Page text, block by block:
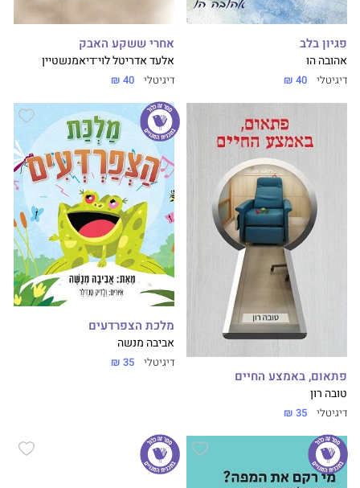
פגיון בלב
אהובה הו
דיגיטלי 40 ₪
אחרי ששקע האבק
אלעד אדריטל לוי־דיאמנשטיין
דיגיטלי 40 ₪
פתאום, באמצע החיים
טובה רון
דיגיטלי 35 ₪
מלכת הצפרדעים
אביבה מנשה
דיגיטלי 35 ₪